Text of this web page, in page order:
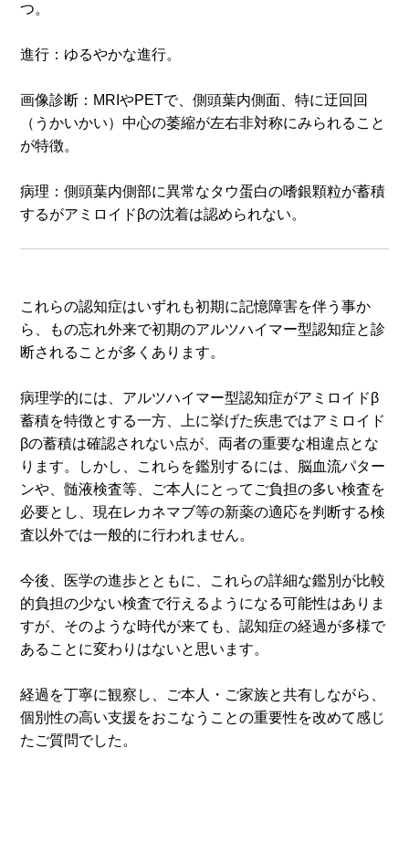
つ。
進行：ゆるやかな進行。
画像診断：MRIやPETで、側頭葉内側面、特に迂回回
（うかいかい）中心の萎縮が左右非対称にみられること
が特徴。
病理：側頭葉内側部に異常なタウ蛋白の嗜銀顆粒が蓄積
するがアミロイドβの沈着は認められない。
これらの認知症はいずれも初期に記憶障害を伴う事か
ら、もの忘れ外来で初期のアルツハイマー型認知症と診
断されることが多くあります。
病理学的には、アルツハイマー型認知症がアミロイドβ
蓄積を特徴とする一方、上に挙げた疾患ではアミロイド
βの蓄積は確認されない点が、両者の重要な相違点とな
ります。しかし、これらを鑑別するには、脳血流パター
ンや、髄液検査等、ご本人にとってご負担の多い検査を
必要とし、現在レカネマブ等の新薬の適応を判断する検
査以外では一般的に行われません。
今後、医学の進歩とともに、これらの詳細な鑑別が比較
的負担の少ない検査で行えるようになる可能性はありま
すが、そのような時代が来ても、認知症の経過が多様で
あることに変わりはないと思います。
経過を丁寧に観察し、ご本人・ご家族と共有しながら、
個別性の高い支援をおこなうことの重要性を改めて感じ
たご質問でした。